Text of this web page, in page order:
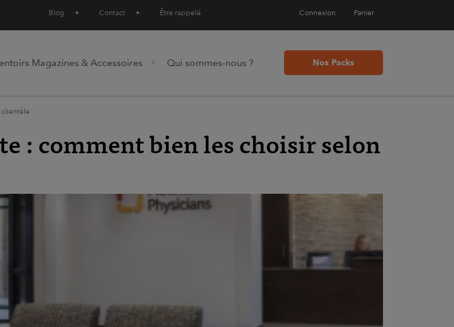
Blog • Contact • Être rappelé Panier
Connexion
Magazines & Accessoires Qui sommes-nous ? Nos Packs
clientèle
: comment bien les choisir selon